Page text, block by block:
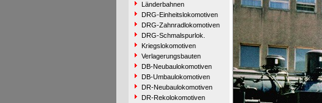
Länderbahnen
DRG-Einheitslokomotiven
DRG-Zahnradlokomotiven
DRG-Schmalspurlok.
Kriegslokomotiven
Verlagerungsbauten
DB-Neubaulokomotiven
DB-Umbaulokomotiven
DR-Neubaulokomotiven
DR-Rekolokomotiven